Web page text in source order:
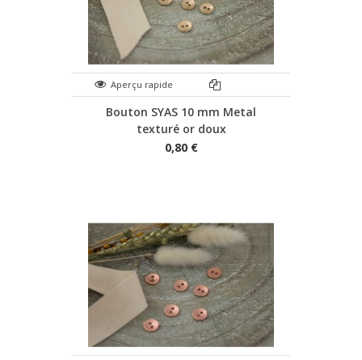
Aperçu rapide
Bouton SYAS 10 mm Metal
texturé or doux
0,80 €